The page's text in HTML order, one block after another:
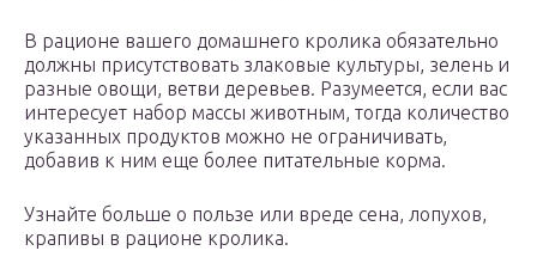
В рационе вашего домашнего кролика обязательно
должны присутствовать злаковые культуры, зелень и
разные овощи, ветви деревьев. Разумеется, если вас
интересует набор массы животным, тогда количество
указанных продуктов можно не ограничивать,
добавив к ним еще более питательные корма.
Узнайте больше о пользе или вреде сена, лопухов,
крапивы в рационе кролика.